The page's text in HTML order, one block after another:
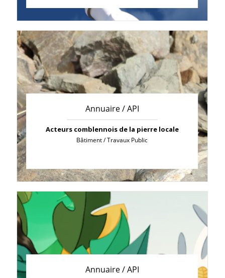
Annuaire / API
Acteurs comblennois de la pierre locale
Bâtiment / Travaux Public
Annuaire / API